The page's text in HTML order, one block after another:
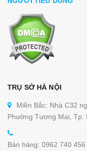
TRỤ SỞ HÀ NỘI
Miền Bắc: Nhà C32
Phường Tương Mai, Tp.
Bán hàng: 0962 740